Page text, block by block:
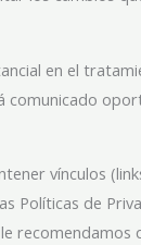
en el
comunicado
vínculos
Políticas de
recomendamos